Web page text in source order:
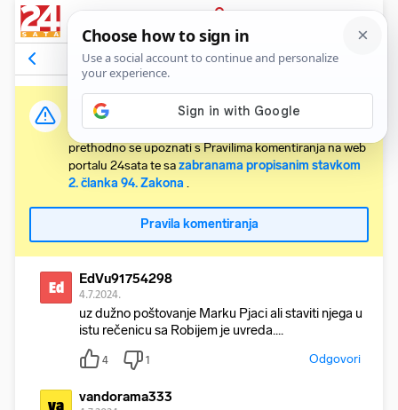
PRIJAVA
Komentari2 Relevantni
Važna obavijest:
Svaki korisnik koji želi komentirati članke obvezan je
prethodno se upoznati s Pravilima komentiranja na web
portalu 24sata te sazabranama propisanim stavkom
2. članka 94. Zakona .
Pravila komentiranja
Ed EdVu91754298
4.7.2024.
uz dužno poštovanje Marku Pjaci ali staviti njega u
istu rečenicu sa Robijem je uvreda....
4 1 Odgovori
va vandorama333